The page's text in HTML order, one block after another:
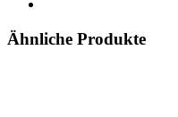
Ähnliche Produkte